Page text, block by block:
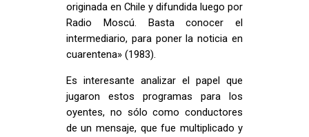
originada en Chile y difundida luego por
Radio Moscú. Basta conocer el
intermediario, para poner la noticia en
cuarentena» (1983).
Es interesante analizar el papel que
jugaron estos programas para los
oyentes, no sólo como conductores
de un mensaje, que fue multiplicado y